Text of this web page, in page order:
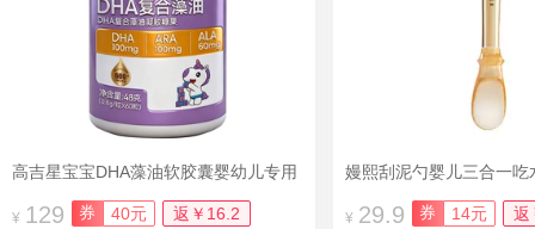
高吉星宝宝DHA藻油软胶囊婴幼儿专用
¥ 129 券 40元 返￥16.2 ¥ 29.9 券 14元 返